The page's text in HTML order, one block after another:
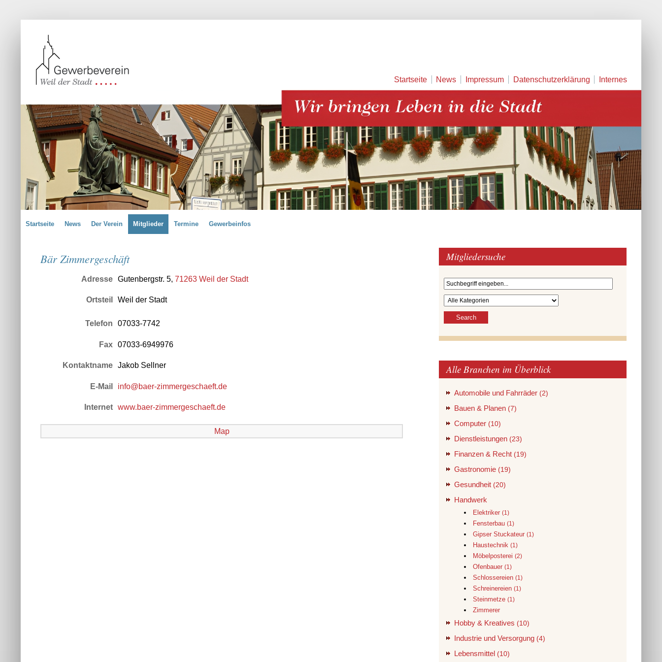
Startseite News Impressum Datenschutzerklärung Internes
Startseite News Der Verein Mitglieder Termine Gewerbeinfos
Bär Zimmergeschäft
Adresse Gutenbergstr. 5, 71263 Weil der Stadt
Ortsteil Weil der Stadt
Telefon 07033-7742
Fax 07033-6949976
Kontaktname Jakob Sellner
E-Mail info@baer-zimmergeschaeft.de
Internet www.baer-zimmergeschaeft.de
Map
Mitgliedersuche
Alle Branchen im Überblick
Automobile und Fahrräder (2)
Bauen & Planen (7)
Computer (10)
Dienstleistungen (23)
Finanzen & Recht (19)
Gastronomie (19)
Gesundheit (20)
Handwerk
Elektriker(1)
Fensterbau(1)
Gipser Stuckateur(1)
Haustechnik(1)
Möbelposterei(2)
Ofenbauer(1)
Schlossereien(1)
Schreinereien(1)
Steinmetze(1)
Zimmerer
Hobby & Kreatives (10)
Industrie und Versorgung (4)
Lebensmittel (10)